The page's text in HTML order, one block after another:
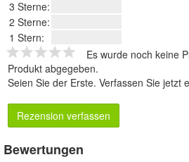
3 Sterne:
2 Sterne:
1 Stern:
Es wurde noch keine
Produkt abgegeben.
Seien Sie der Erste. Verfassen Sie jetzt
Rezension verfassen
Bewertungen